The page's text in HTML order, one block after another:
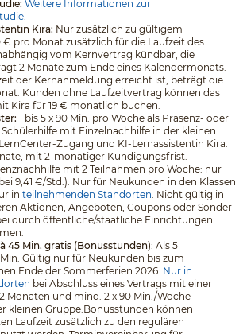
Weitere Informationen zur
Kira: Nur zusätzlich zu gültigem
€ pro Monat zusätzlich für die Laufzeit des
vom Kernvertrag kündbar, die
2 Monate zum Ende eines Kalendermonats.
der Kernanmeldung erreicht ist, beträgt die
Kunden ohne Laufzeitvertrag können das
Kira für 19 € monatlich buchen.
1 bis 5 x 90 Min. pro Woche als Präsenz- oder
mit Einzelnachhilfe in der kleinen
Zugang und KI-Lernassistentin Kira.
mit 2-monatiger Kündigungsfrist.
mit 2 Teilnahmen pro Woche: nur
9,41 €/Std.). Nur für Neukunden in den Klassen
in teilnehmenden Standorten. Nicht gültig in
Aktionen, Angeboten, Coupons oder Sonder-
durch öffentliche/staatliche Einrichtungen
45 Min. gratis (Bonusstunden): Als 5
Gültig nur für Neukunden bis zum
Ende der Sommerferien 2026. Nur in
bei Abschluss eines Vertrags mit einer
Monaten und mind. 2 x 90 Min./Woche
kleinen Gruppe.Bonusstunden können
Laufzeit zusätzlich zu den regulären